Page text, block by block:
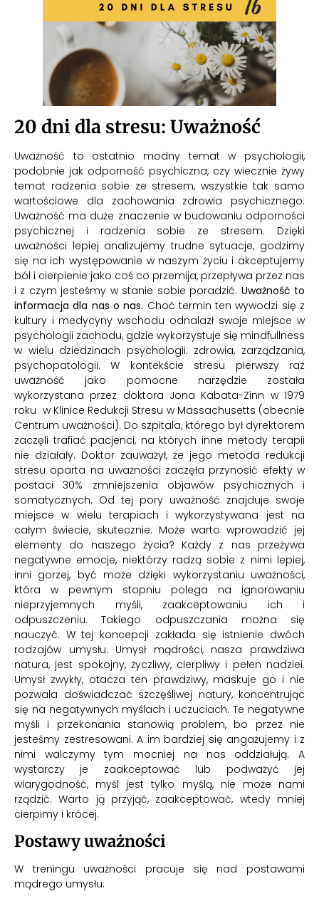
20 dni dla stresu: Uważność
Uważność to ostatnio modny temat w psychologii,
podobnie jak odporność psychiczna, czy wiecznie żywy
temat radzenia sobie ze stresem, wszystkie tak samo
wartościowe dla zachowania zdrowia psychicznego.
Uważność ma duże znaczenie w budowaniu odporności
psychicznej i radzenia sobie ze stresem. Dzięki
uważności lepiej analizujemy trudne sytuacje, godzimy
się na ich występowanie w naszym życiu i akceptujemy
ból i cierpienie jako coś co przemija, przepływa przez nas
i z czym jesteśmy w stanie sobie poradzić. Uważność to
informacja dla nas o nas. Choć termin ten wywodzi się z
kultury i medycyny wschodu odnalazł swoje miejsce w
psychologii zachodu, gdzie wykorzystuje się mindfullness
w wielu dziedzinach psychologii: zdrowia, zarządzania,
psychopatologii. W kontekście stresu pierwszy raz
uważność jako pomocne narzędzie została
wykorzystana przez doktora Jona Kabata-Zinn w 1979
roku w Klinice Redukcji Stresu w Massachusetts (obecnie
Centrum uważności). Do szpitala, którego był dyrektorem
zaczęli trafiać pacjenci, na których inne metody terapii
nie działały. Doktor zauważył, że jego metoda redukcji
stresu oparta na uważności zaczęła przynosić efekty w
postaci 30% zmniejszenia objawów psychicznych i
somatycznych. Od tej pory uważność znajduje swoje
miejsce w wielu terapiach i wykorzystywana jest na
całym świecie, skutecznie. Może warto wprowadzić jej
elementy do naszego życia? Każdy z nas przeżywa
negatywne emocje, niektórzy radzą sobie z nimi lepiej,
inni gorzej, być może dzięki wykorzystaniu uważności,
która w pewnym stopniu polega na ignorowaniu
nieprzyjemnych myśli, zaakceptowaniu ich i
odpuszczeniu. Takiego odpuszczania można się
nauczyć. W tej koncepcji zakłada się istnienie dwóch
rodzajów umysłu. Umysł mądrości, nasza prawdziwa
natura, jest spokojny, życzliwy, cierpliwy i pełen nadziei.
Umysł zwykły, otacza ten prawdziwy, maskuje go i nie
pozwala doświadczać szczęśliwej natury, koncentrując
się na negatywnych myślach i uczuciach. Te negatywne
myśli i przekonania stanowią problem, bo przez nie
jesteśmy zestresowani. A im bardziej się angażujemy i z
nimi walczymy tym mocniej na nas oddziałują. A
wystarczy je zaakceptować lub podważyć jej
wiarygodność, myśl jest tylko myślą, nie może nami
rządzić. Warto ją przyjąć, zaakceptować, wtedy mniej
cierpimy i krócej.
Postawy uważności
W treningu uważności pracuje się nad postawami
mądrego umysłu: